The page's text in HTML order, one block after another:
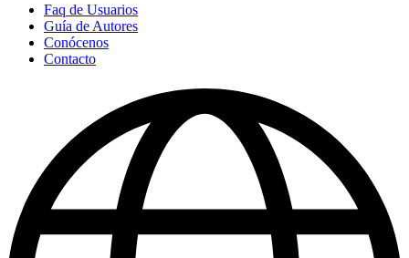
Faq de Usuarios
Guía de Autores
Conócenos
Contacto